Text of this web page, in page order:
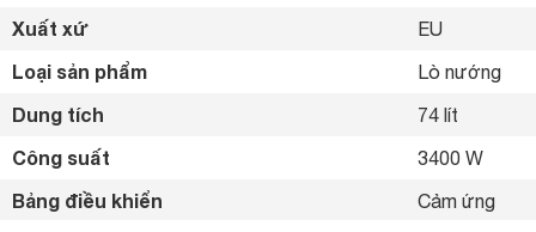
Xuất xứ EU
Loại sản phẩm Lò nướng
Dung tích 74 lít
Công suất 3400 W
Bảng điều khiển Cảm ứng